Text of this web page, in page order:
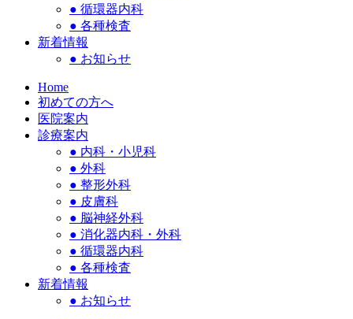
● 循環器内科
● 各種検査
新着情報
● お知らせ
Home
初めての方へ
医院案内
診療案内
● 内科・小児科
● 外科
● 整形外科
● 皮膚科
● 脳神経外科
● 消化器内科・外科
● 循環器内科
● 各種検査
新着情報
● お知らせ